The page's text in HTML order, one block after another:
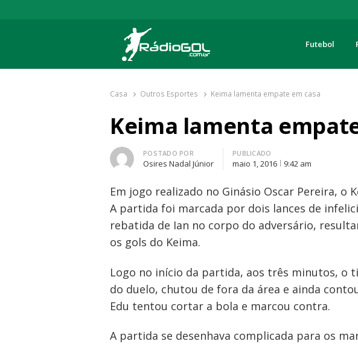
Rádio Gol
Há mais de 20 anos com as melhores coberturas
Futebol
Casa Outros Esportes Keima lamenta empate em casa
Keima lamenta
Autor
POSTADO POR
Osires Nadal Júnior
PUBLICADO
maio 1, 2016 9:42 am
Em jogo realizado no Ginásio Oscar Pereira, o
A partida foi marcada por dois lances de
rebatida de Ian no corpo do adversário,
os gols do Keima.
Logo no início da partida, aos três minutos, o
do duelo, chutou de fora da área e ainda
Edu tentou cortar a bola e marcou contra.
A partida se desenhava complicada para os